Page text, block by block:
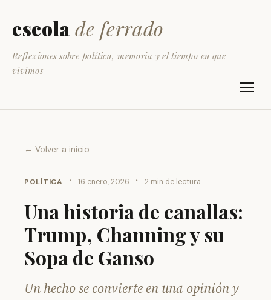
escola de ferrado
Reflexiones sobre política, memoria y el tiempo en que
vivimos
← Volver a inicio
POLÍTICA · 16 enero, 2026 · 2 min de lectura
Una historia de canallas:
Trump, Channing y su
Sopa de Ganso
Un hecho se convierte en una opinión y